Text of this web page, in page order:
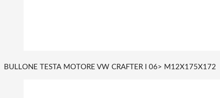
BULLONE TESTA MOTORE VW CRAFTER I 06> M12X175X172